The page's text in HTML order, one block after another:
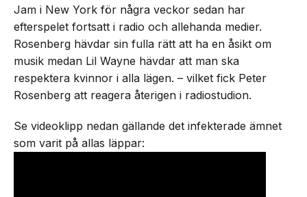
Jam i New York för några veckor sedan har
efterspelet fortsatt i radio och allehanda medier.
Rosenberg hävdar sin fulla rätt att ha en åsikt om
musik medan Lil Wayne hävdar att man ska
respektera kvinnor i alla lägen. – vilket fick Peter
Rosenberg att reagera återigen i radiostudion.
Se videoklipp nedan gällande det infekterade ämnet
som varit på allas läppar: